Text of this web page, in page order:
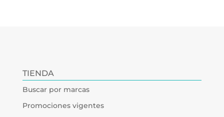
TIENDA
Buscar por marcas
Promociones vigentes